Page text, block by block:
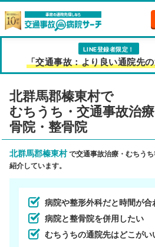
LINE登録者限定！
「交通事故：より良い通院先の
北群馬郡榛東村で
むちうち・交通事故治
骨院・整骨院
北群馬郡榛東村で交通事故治療・むちう
紹介しています。
病院や整形外科だと時間が合
病院と整骨院を併用したい
むちうちの通院先はどこがい